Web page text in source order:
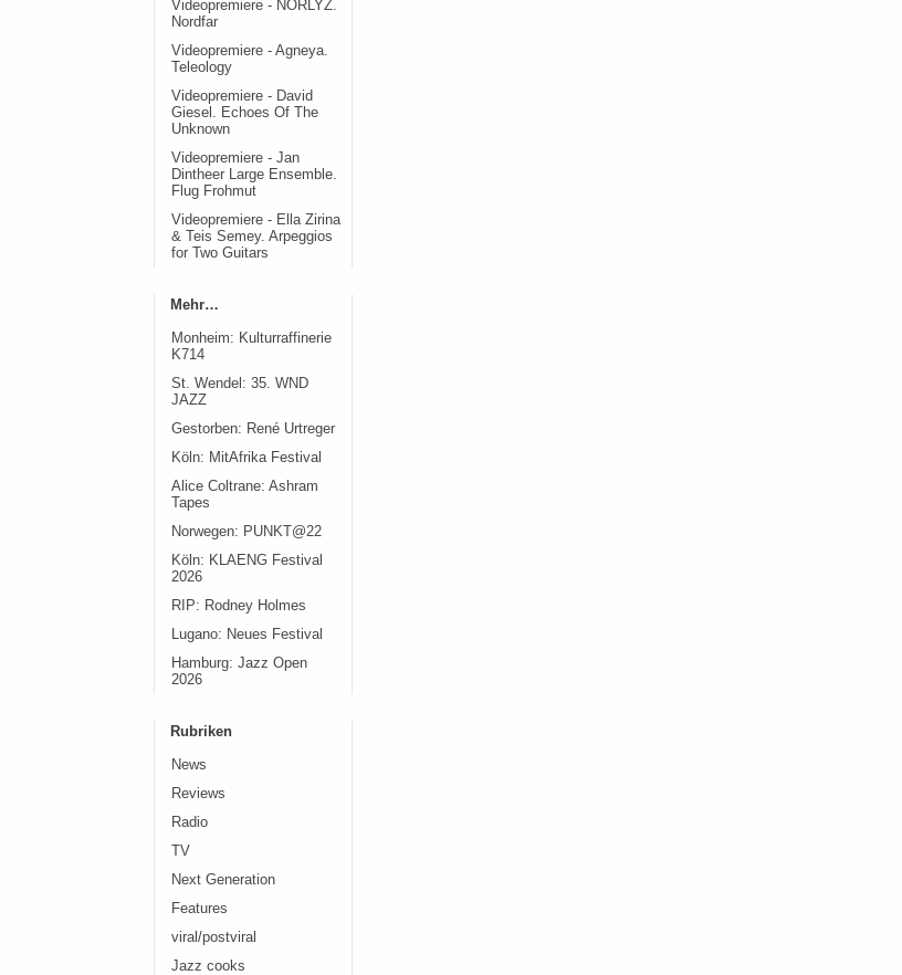
Videopremiere - NORLYZ.
Nordfar
Videopremiere - Agneya.
Teleology
Videopremiere - David
Giesel. Echoes Of The
Unknown
Videopremiere - Jan
Dintheer Large Ensemble.
Flug Frohmut
Videopremiere - Ella Zirina
& Teis Semey. Arpeggios
for Two Guitars
Mehr…
Monheim: Kulturraffinerie
K714
St. Wendel: 35. WND
JAZZ
Gestorben: René Urtreger
Köln: MitAfrika Festival
Alice Coltrane: Ashram
Tapes
Norwegen: PUNKT@22
Köln: KLAENG Festival
2026
RIP: Rodney Holmes
Lugano: Neues Festival
Hamburg: Jazz Open
2026
Rubriken
News
Reviews
Radio
TV
Next Generation
Features
viral/postviral
Jazz cooks